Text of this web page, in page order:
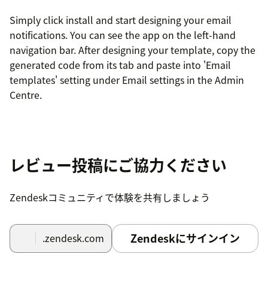
Simply click install and start designing your email
notifications. You can see the app on the left-hand
navigation bar. After designing your template, copy the
generated code from its tab and paste into 'Email
templates' setting under Email settings in the Admin
Centre.
レビュー投稿にご協力ください
Zendeskコミュニティで体験を共有しましょう
.zendesk.com Zendeskにサインイン